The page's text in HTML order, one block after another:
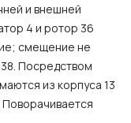
и внешней
4 и ротор 36
смещение не
Посредством
из корпуса 13
Поворачивается